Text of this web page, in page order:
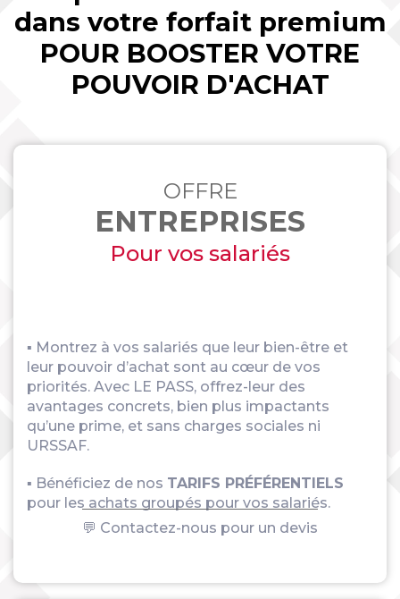
dans votre forfait premium
POUR BOOSTER VOTRE
POUVOIR D'ACHAT
OFFRE
ENTREPRISES
Pour vos salariés
▪ Montrez à vos salariés que leur bien-être et
leur pouvoir d’achat sont au cœur de vos
priorités. Avec LE PASS, offrez-leur des
avantages concrets, bien plus impactants
qu’une prime, et sans charges sociales ni
URSSAF.
▪ Bénéficiez de nos TARIFS PRÉFÉRENTIELS
pour les achats groupés pour vos salariés.
💬 Contactez-nous pour un devis